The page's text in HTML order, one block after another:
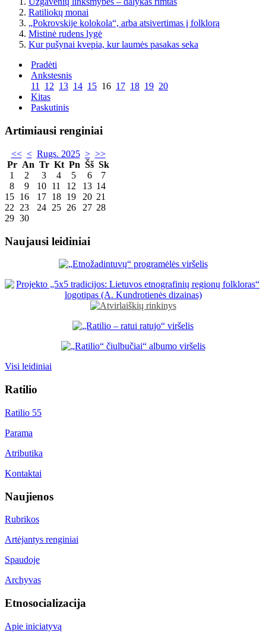
Ratiliokų monai
„Pokrovskije kolokola“, arba atsivertimas į folklorą
Mistinė rudens lygė
Kur pušynai kvepia, kur laumės pasakas seka
Pradėti
Ankstesnis
11 12 13 14 15 16 17 18 19 20
Kitas
Paskutinis
Artimiausi renginiai
<< < Rugs. 2025 > >>
Pr An Tr Kt Pn Šš Sk
1
2 3 4 5 6
7
8
9 10 11 12 13 14
15 16 17 18 19 20 21
22
23 24 25 26 27 28
29 30
Naujausi leidiniai
Visi leidiniai
Ratilio
Ratilio 55
Parama
Atributika
Kontaktai
Naujienos
Rubrikos
Artėjantys renginiai
Spaudoje
Archyvas
Etnosocializacija
Apie iniciatyvą